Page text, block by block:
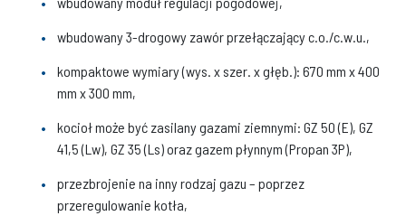
wbudowany 3-drogowy zawór przełączający c.o./c.w.u.,
kompaktowe wymiary (wys. x szer. x głęb.): 670 mm x 400
mm x 300 mm,
kocioł może być zasilany gazami ziemnymi: GZ 50 (E), GZ
41,5 (Lw), GZ 35 (Ls) oraz gazem płynnym (Propan 3P),
przezbrojenie na inny rodzaj gazu – poprzez
przeregulowanie kotła,